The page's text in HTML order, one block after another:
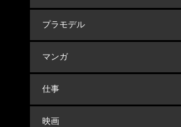
プラモデル
マンガ
仕事
映画